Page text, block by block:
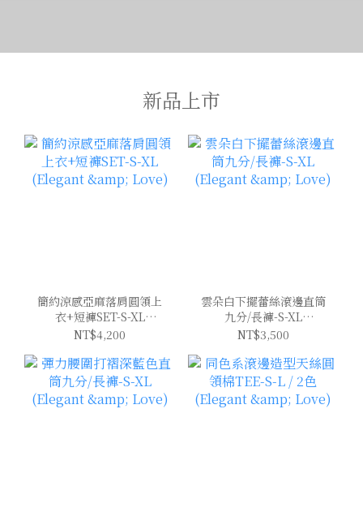
新品上市
簡約涼感亞麻落肩圓領上
衣+短褲SET-S-XL
(Elegant & Love)
NT$4,200
雲朵白下擺蕾絲滾邊直筒
九分/長褲-S-XL
(Elegant & Love)
NT$3,500